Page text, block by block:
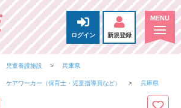
ログイン 新規登録
児童養護施設 兵庫県
ケアワーカー（保育士・児童指導員など） 兵庫県